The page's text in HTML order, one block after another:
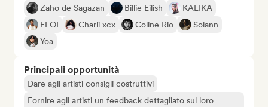
Zaho de Sagazan Billie Eilish
KALIKA
ELOI
Charli xcx Coline Rio
Solann
Yoa
Principali opportunità
Dare agli artisti consigli costruttivi
Fornire agli artisti un feedback dettagliato sul loro